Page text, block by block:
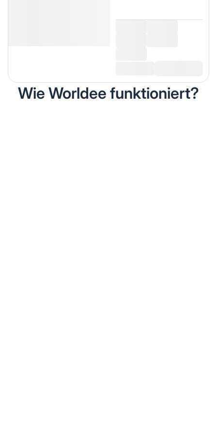
Wie Worldee funktioniert?